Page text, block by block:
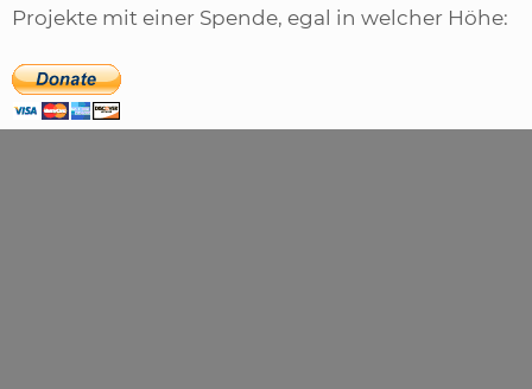
Projekte mit einer Spende, egal in welcher Höhe: